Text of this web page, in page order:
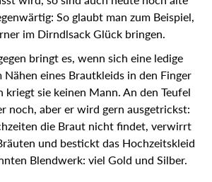
So glaubt man zum Beispiel,
im Dirndlsack Glück bringen.
bringt es, wenn sich eine ledige
Nähen eines Brautkleids in den Finger
kriegt sie keinen Mann. An den Teufel
noch, aber er wird gern ausgetrickst:
die Braut nicht findet, verwirrt man
und bestickt das Hochzeitskleid mit
Blendwerk: viel Gold und Silber.